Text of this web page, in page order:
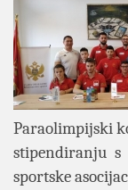
Paraolimpijski
stipendiranju s
sportske